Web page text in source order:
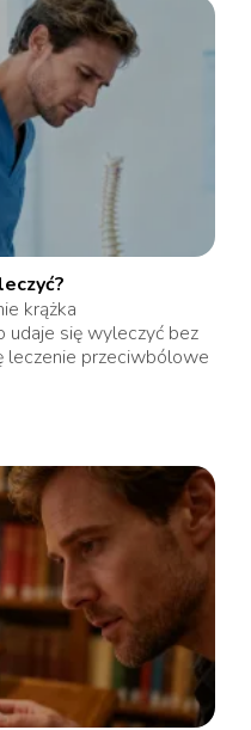
krążka
udaje się wyleczyć bez
leczenie przeciwbólowe